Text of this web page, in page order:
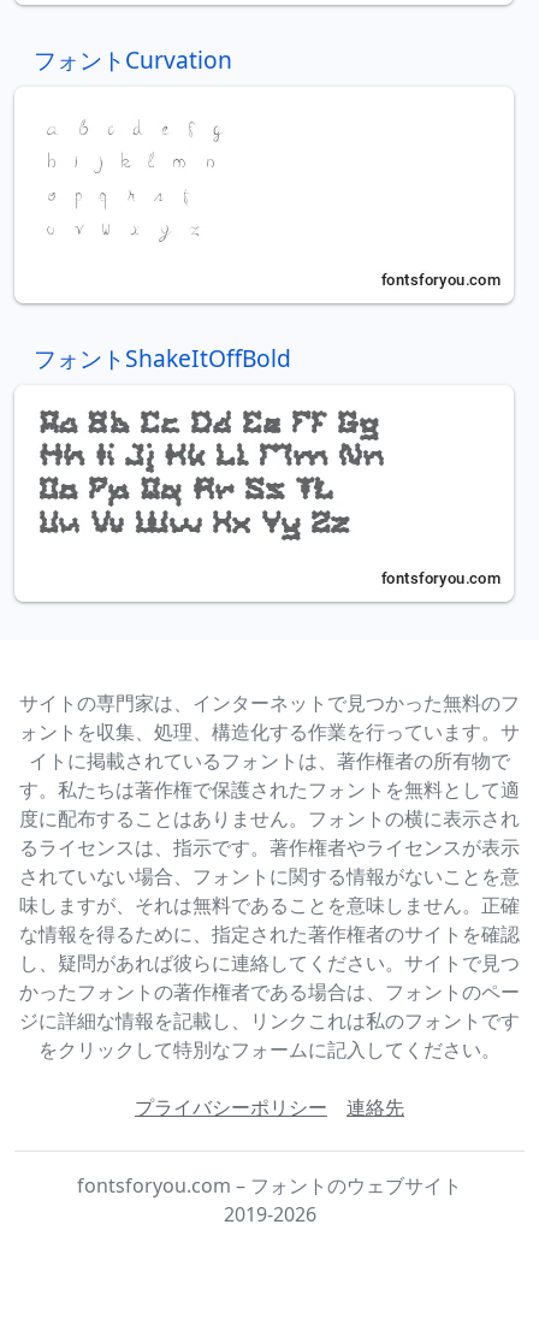
フォントCurvation
フォントShakeItOffBold
サイトの専門家は、インターネットで見つかった無料のフ
ォントを収集、処理、構造化する作業を行っています。サ
イトに掲載されているフォントは、著作権者の所有物で
す。私たちは著作権で保護されたフォントを無料として適
度に配布することはありません。フォントの横に表示され
るライセンスは、指示です。著作権者やライセンスが表示
されていない場合、フォントに関する情報がないことを意
味しますが、それは無料であることを意味しません。正確
な情報を得るために、指定された著作権者のサイトを確認
し、疑問があれば彼らに連絡してください。サイトで見つ
かったフォントの著作権者である場合は、フォントのペー
ジに詳細な情報を記載し、リンクこれは私のフォントです
をクリックして特別なフォームに記入してください。
プライバシーポリシー 連絡先
fontsforyou.com – フォントのウェブサイト
2019-2026